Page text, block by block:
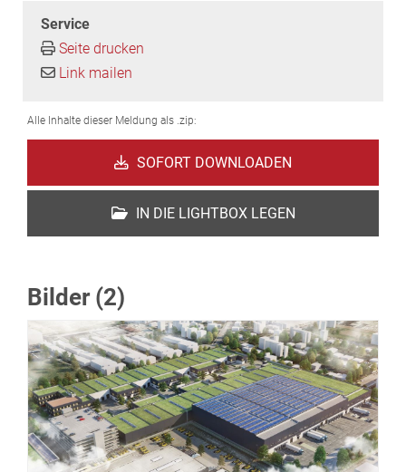
Service
Seite drucken
Link mailen
Alle Inhalte dieser Meldung als .zip:
SOFORT DOWNLOADEN
IN DIE LIGHTBOX LEGEN
Bilder (2)